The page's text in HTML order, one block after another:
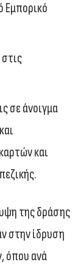
Εμπορικό
σε άνοιγμα
και
της δράσης
στην ίδρυση
όπου ανά